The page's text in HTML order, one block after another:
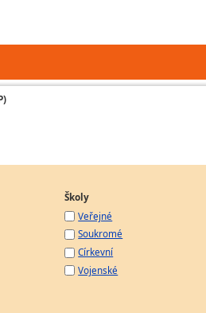
Školy
Veřejné
Soukromé
Církevní
Vojenské